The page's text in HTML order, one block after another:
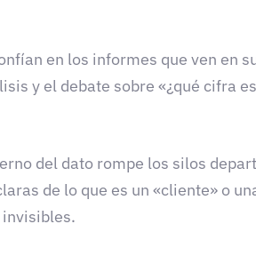
en los informes que ven en
y el debate sobre «¿qué cifra
del dato rompe los silos
de lo que es un «cliente» o
invisibles.